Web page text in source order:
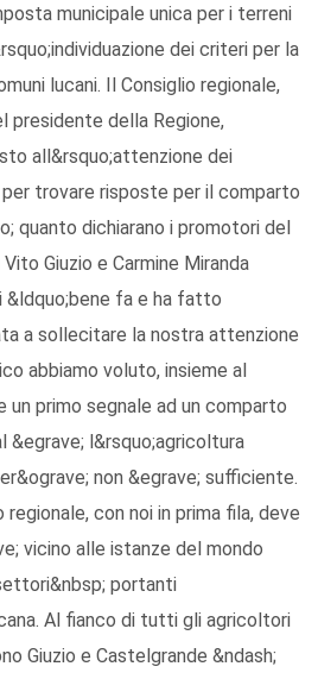
municipale unica per i terreni
dei criteri per la
lucani. Il Consiglio regionale,
presidente della Regione,
all&rsquo;attenzione dei
trovare risposte per il comparto
quanto dichiarano i promotori del
Giuzio e Carmine Miranda
&ldquo;bene fa e ha fatto
a sollecitare la nostra attenzione
abbiamo voluto, insieme al
primo segnale ad un comparto
&egrave; l&rsquo;agricoltura
non &egrave; sufficiente.
regionale, con noi in prima fila, deve
vicino alle istanze del mondo
portanti
Al fianco di tutti gli agricoltori
Giuzio e Castelgrande &ndash;